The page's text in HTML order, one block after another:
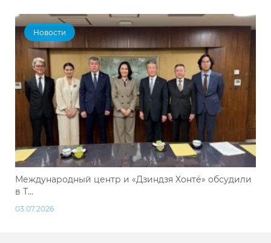
Новости
Международный центр и «Дзиндзя Хонтё» обсудили
в Т...
03.07.2026